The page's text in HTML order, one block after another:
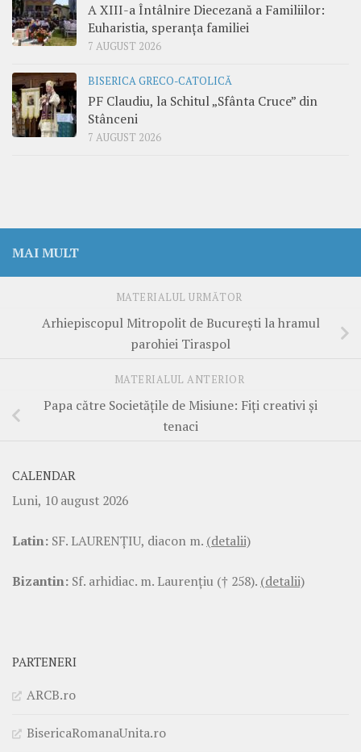
A XIII-a Întâlnire Diecezană a Familiilor:
Euharistia, speranța familiei
7 AUGUST 2026
BISERICA GRECO-CATOLICĂ
PF Claudiu, la Schitul „Sfânta Cruce” din
Stânceni
7 AUGUST 2026
MAI MULT
MATERIALUL URMĂTOR
Arhiepiscopul Mitropolit de București la hramul
parohiei Tiraspol
MATERIALUL ANTERIOR
Papa către Societățile de Misiune: Fiți creativi și
tenaci
CALENDAR
Luni, 10 august 2026
Latin: SF. LAURENŢIU, diacon m. (detalii)
Bizantin: Sf. arhidiac. m. Laurenţiu († 258). (detalii)
PARTENERI
ARCB.ro
BisericaRomanaUnita.ro